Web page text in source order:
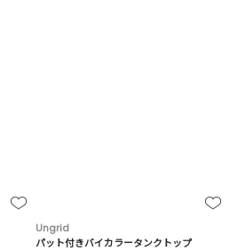
Ungrid
パット付きバイカラータンクトップ